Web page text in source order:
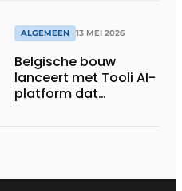
ALGEMEEN 13 MEI 2026
Belgische bouw
lanceert met Tooli AI-
platform dat